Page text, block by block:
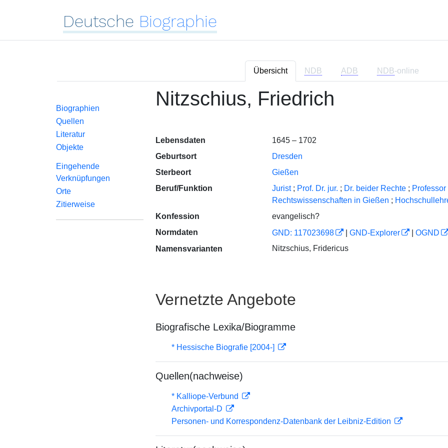
Deutsche Biographie
Übersicht NDB ADB NDB-online
Biographien
Quellen
Literatur
Objekte
Eingehende
Verknüpfungen
Orte
Zitierweise
Nitzschius, Friedrich
Lebensdaten
1645 – 1702
Geburtsort
Dresden
Sterbeort
Gießen
Beruf/Funktion
Jurist ; Prof. Dr. jur. ; Dr. beider Rechte ;
Rechtswissenschaften in Gießen ;
Konfession
evangelisch?
Normdaten
GND: 117023698 GND-Explorer OGND
Namensvarianten
Nitzschius, Fridericus
Vernetzte Angebote
Biografische Lexika/Biogramme
* Hessische Biografie [2004-]
Quellen(nachweise)
* Kalliope-Verbund
Archivportal-D
Personen- und Korrespondenz-Datenbank der Leibniz-Edition